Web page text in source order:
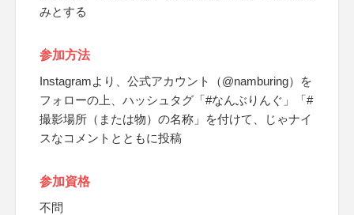
みとする
参加方法
Instagramより、公式アカウント（@namburing）を
フォローの上、ハッシュタグ「#なんぶりんぐ」「#
撮影場所（または物）の名称」を付けて、じゃナイ
スなコメントとともに投稿
参加資格
不問